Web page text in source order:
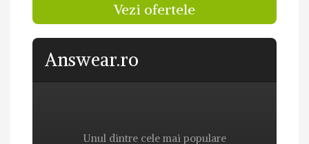
Vezi ofertele
Answear.ro
Unul dintre cele mai populare